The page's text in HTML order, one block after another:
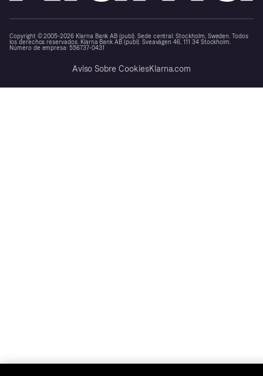
Copyright © 2005-2026 Klarna Bank AB (publ). Sede central: Stockholm, Sweden. Todos
los derechos reservados. Klarna Bank AB (publ). Sveavägen 46, 111 34 Stockholm.
Número de empresa: 556737-0431
Aviso Sobre CookiesKlarna.com